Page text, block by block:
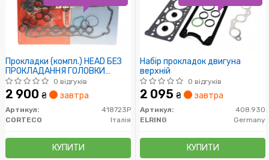
Прокладки (компл.) HEAD БЕЗ
ПРОКЛАДАННЯ ГОЛОВКИ
БЛОКУ RENAULT G9T/G9U (пр-
во Corteco)
0 відгуків
2 900 ₴ завтра
Артикул:
418723P
CORTECO
Італія
КУПИТИ
Набір прокладок двигуна
верхній
0 відгуків
2 095 ₴ завтра
Артикул:
408.930
ELRING
Germany
КУПИТИ